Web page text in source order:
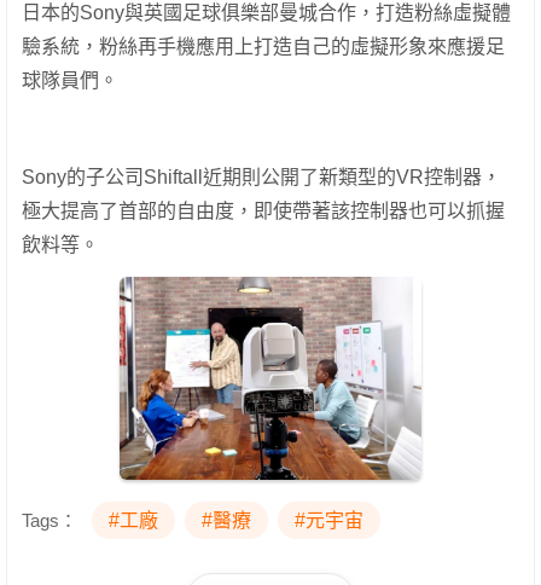
日本的Sony與英國足球俱樂部曼城合作，打造粉絲虛擬體
驗系統，粉絲再手機應用上打造自己的虛擬形象來應援足
球隊員們。
Sony的子公司Shiftall近期則公開了新類型的VR控制器，
極大提高了首部的自由度，即使帶著該控制器也可以抓握
飲料等。
Tags： #工廠 #醫療 #元宇宙